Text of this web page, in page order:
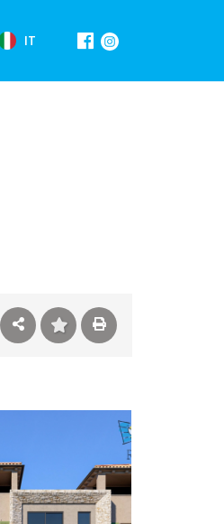
IT